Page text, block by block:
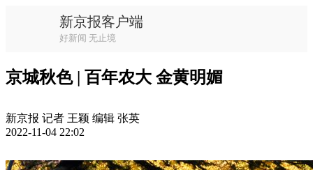
新京报客户端
好新闻 无止境
京城秋色 | 百年农大 金黄明媚
新京报 记者 王颖 编辑 张英
2022-11-04 22:02